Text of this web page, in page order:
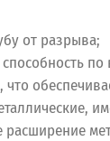
от разрыва;